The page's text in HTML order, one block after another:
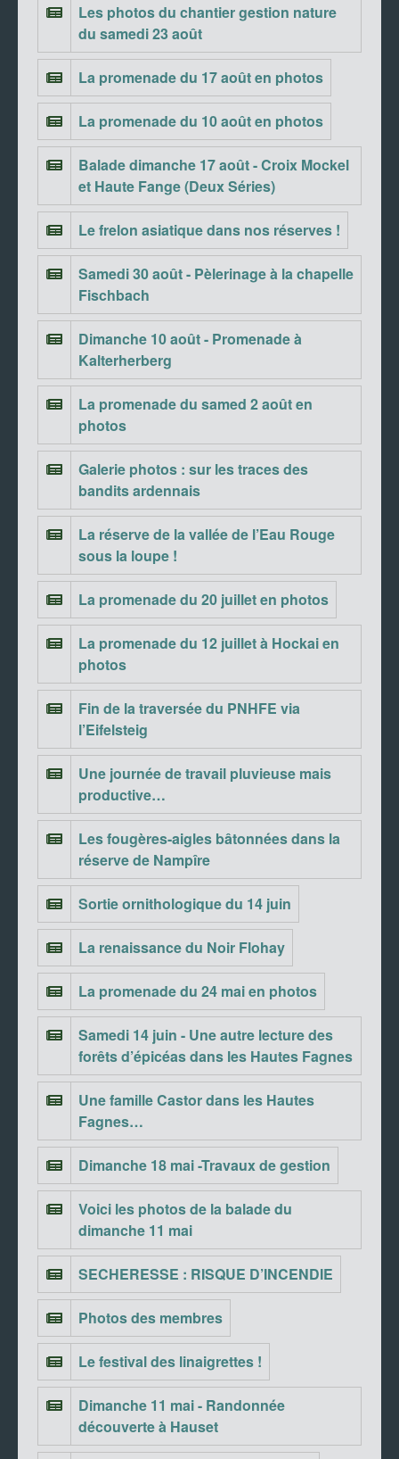
Les photos du chantier gestion nature
du samedi 23 août
La promenade du 17 août en photos
La promenade du 10 août en photos
Balade dimanche 17 août - Croix Mockel
et Haute Fange (Deux Séries)
Le frelon asiatique dans nos réserves !
Samedi 30 août - Pèlerinage à la chapelle
Fischbach
Dimanche 10 août - Promenade à
Kalterherberg
La promenade du samed 2 août en
photos
Galerie photos : sur les traces des
bandits ardennais
La réserve de la vallée de l’Eau Rouge
sous la loupe !
La promenade du 20 juillet en photos
La promenade du 12 juillet à Hockai en
photos
Fin de la traversée du PNHFE via
l’Eifelsteig
Une journée de travail pluvieuse mais
productive…
Les fougères-aigles bâtonnées dans la
réserve de Nampîre
Sortie ornithologique du 14 juin
La renaissance du Noir Flohay
La promenade du 24 mai en photos
Samedi 14 juin - Une autre lecture des
forêts d’épicéas dans les Hautes Fagnes
Une famille Castor dans les Hautes
Fagnes…
Dimanche 18 mai -Travaux de gestion
Voici les photos de la balade du
dimanche 11 mai
SECHERESSE : RISQUE D’INCENDIE
Photos des membres
Le festival des linaigrettes !
Dimanche 11 mai - Randonnée
découverte à Hauset